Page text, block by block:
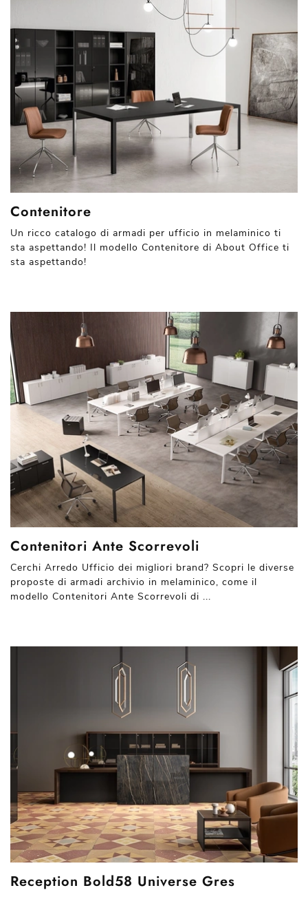
Contenitore
Un ricco catalogo di armadi per ufficio in melaminico ti
sta aspettando! Il modello Contenitore di About Office ti
sta aspettando!
Contenitori Ante Scorrevoli
Cerchi Arredo Ufficio dei migliori brand? Scopri le diverse
proposte di armadi archivio in melaminico, come il
modello Contenitori Ante Scorrevoli di ...
Reception Bold58 Universe Gres